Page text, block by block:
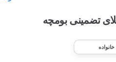
تضمینی بومچه